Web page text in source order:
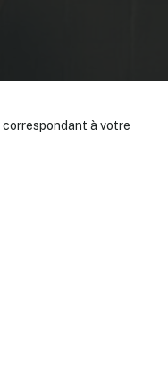
correspondant à votre